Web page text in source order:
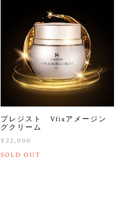
プレジスト Vfixアメージン
グクリーム
¥22,000
SOLD OUT